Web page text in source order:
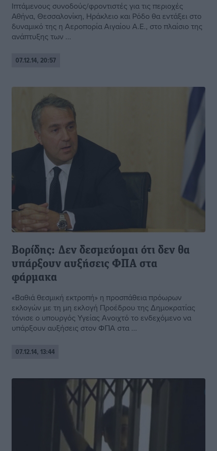
Iπτάμενους συνοδούς/φροντιστές για τις περιοχές
Αθήνα, Θεσσαλονίκη, Ηράκλειο και Ρόδο θα εντάξει στο
δυναμικό της η Αεροπορία Αιγαίου Α.Ε., στο πλαίσιο της
ανάπτυξης των ...
07.12.14, 20:57
Βορίδης: Δεν δεσμεύομαι ότι δεν θα
υπάρξουν αυξήσεις ΦΠΑ στα
φάρμακα
«Βαθιά θεσμική εκτροπή» η προσπάθεια πρόωρων
εκλογών με τη μη εκλογή Προέδρου της Δημοκρατίας
τόνισε ο υπουργός Υγείας Ανοιχτό το ενδεχόμενο να
υπάρξουν αυξήσεις στον ΦΠΑ στα ...
07.12.14, 13:44